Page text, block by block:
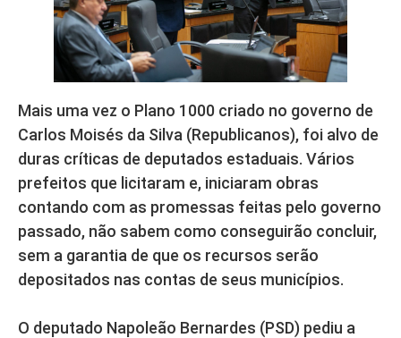
Mais uma vez o Plano 1000 criado no governo de
Carlos Moisés da Silva (Republicanos), foi alvo de
duras críticas de deputados estaduais. Vários
prefeitos que licitaram e, iniciaram obras
contando com as promessas feitas pelo governo
passado, não sabem como conseguirão concluir,
sem a garantia de que os recursos serão
depositados nas contas de seus municípios.
O deputado Napoleão Bernardes (PSD) pediu a